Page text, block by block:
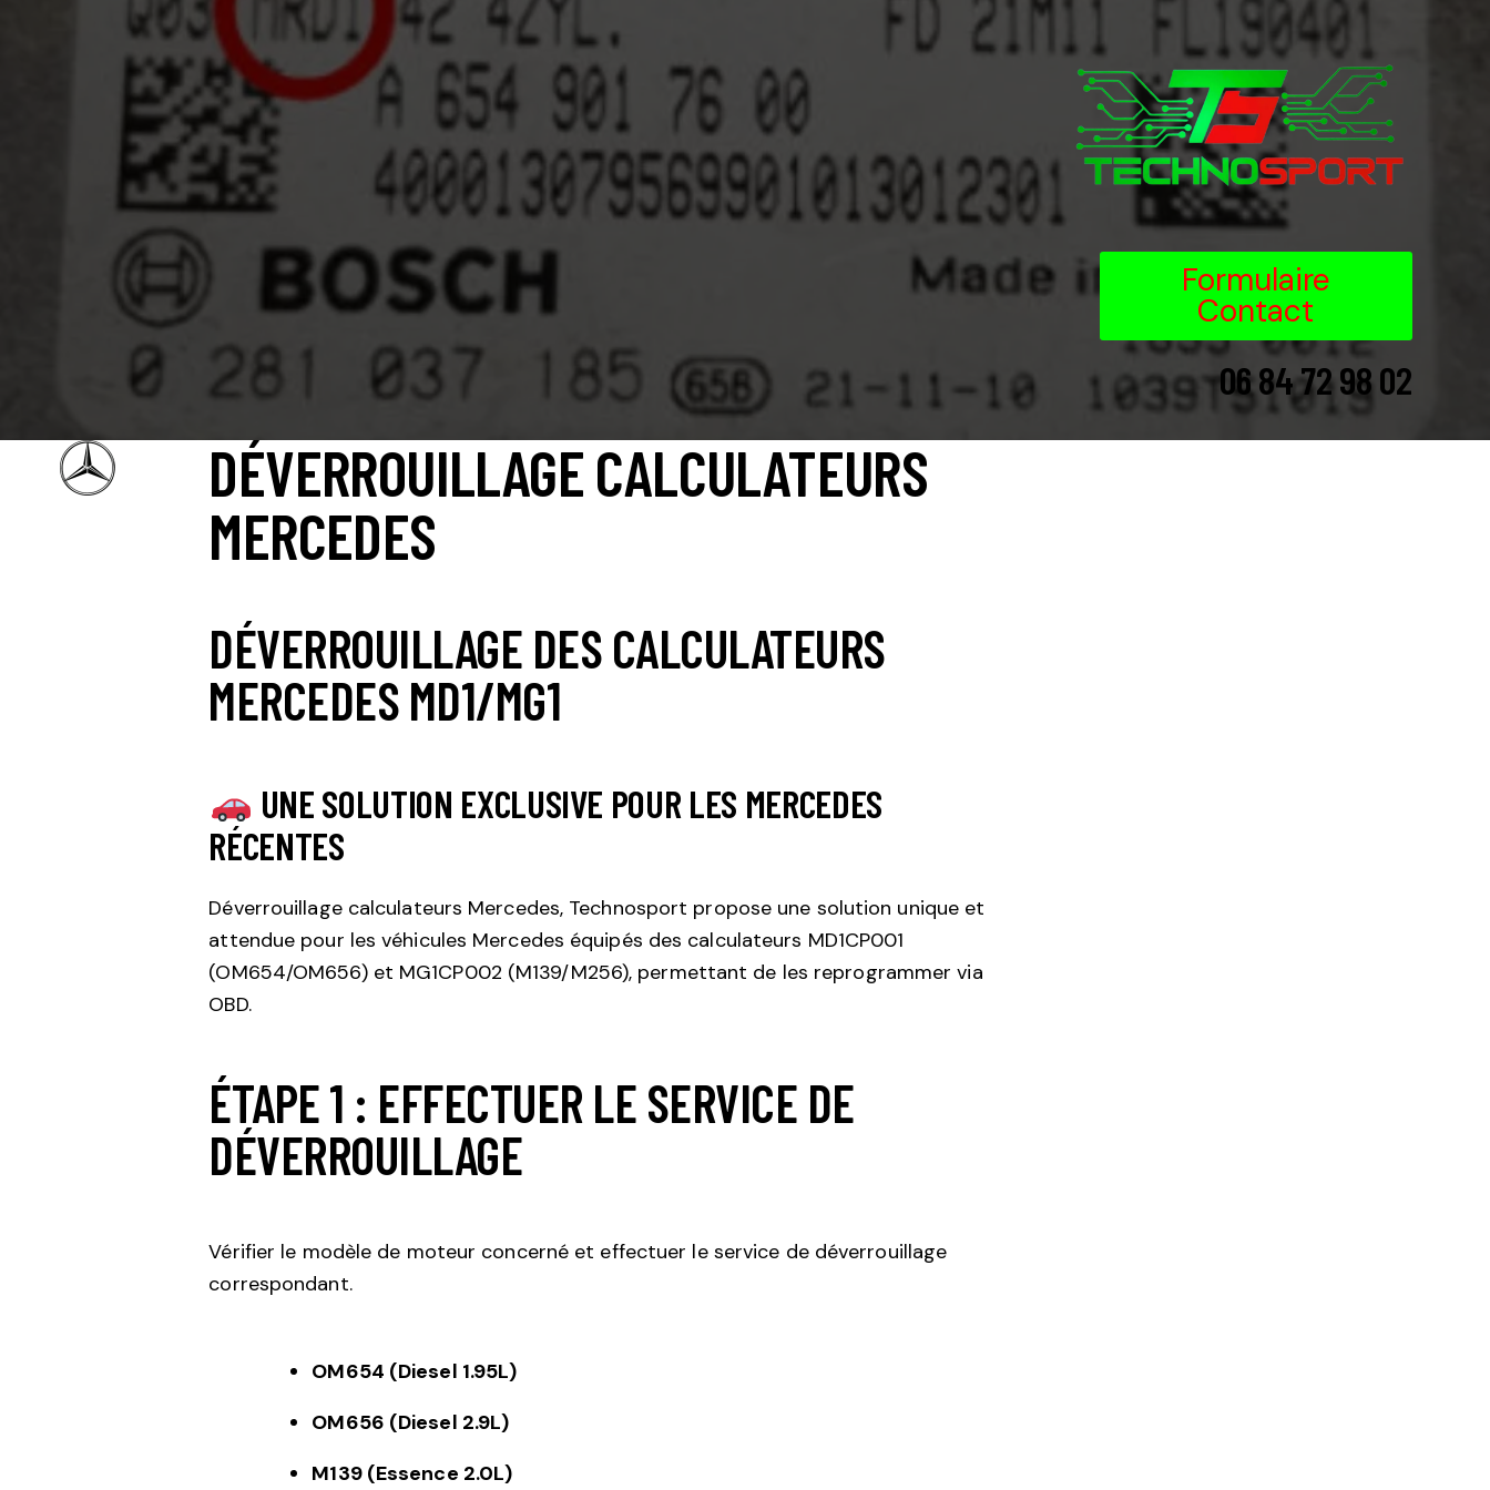
Formulaire
Contact
06 84 72 98 02
DÉVERROUILLAGE CALCULATEURS
MERCEDES
DÉVERROUILLAGE DES CALCULATEURS
MERCEDES MD1/MG1
UNE SOLUTION EXCLUSIVE POUR LES MERCEDES
RÉCENTES
Déverrouillage calculateurs Mercedes, Technosport propose une solution unique et
attendue pour les véhicules Mercedes équipés des calculateurs MD1CP001
(OM654/OM656) et MG1CP002 (M139/M256), permettant de les reprogrammer via
OBD.
ÉTAPE 1 : EFFECTUER LE SERVICE DE
DÉVERROUILLAGE
Vérifier le modèle de moteur concerné et effectuer le service de déverrouillage
correspondant.
OM654 (Diesel 1.95L)
OM656 (Diesel 2.9L)
M139 (Essence 2.0L)